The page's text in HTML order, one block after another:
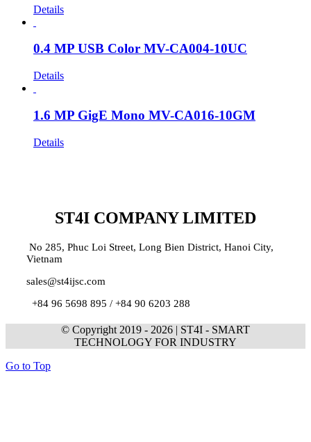
Details
0.4 MP USB Color MV-CA004-10UC
Details
1.6 MP GigE Mono MV-CA016-10GM
Details
ST4I COMPANY LIMITED
No 285, Phuc Loi Street, Long Bien District, Hanoi City,
Vietnam
sales@st4ijsc.com
+84 96 5698 895 / +84 90 6203 288
© Copyright 2019 - 2026 | ST4I - SMART
TECHNOLOGY FOR INDUSTRY
Go to Top